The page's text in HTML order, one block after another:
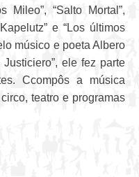
Mileo”, “Salto Mortal”,
e “Los últimos
músico e poeta Albero
ele fez parte
Ccompôs a música
teatro e programas